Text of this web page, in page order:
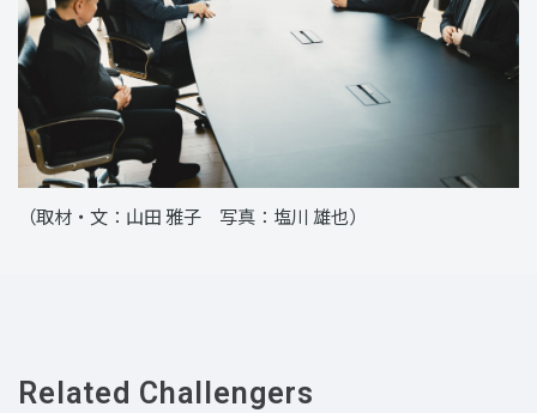
（取材・文：山田 雅子 写真：塩川 雄也）
Related Challengers